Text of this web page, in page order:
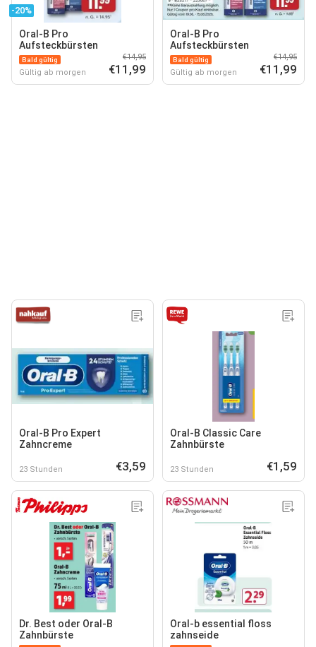
-20%
Oral-B Pro
Aufsteckbürsten
Bald gültig
Gültig ab morgen
€14,95
€11,99
Oral-B Pro
Aufsteckbürsten
Bald gültig
Gültig ab morgen
€14,95
€11,99
Oral-B Pro Expert
Zahncreme
23 Stunden €3,59
Oral-B Classic Care
Zahnbürste
23 Stunden €1,59
Dr. Best oder Oral-B
Zahnbürste
Oral-b essential floss
zahnseide